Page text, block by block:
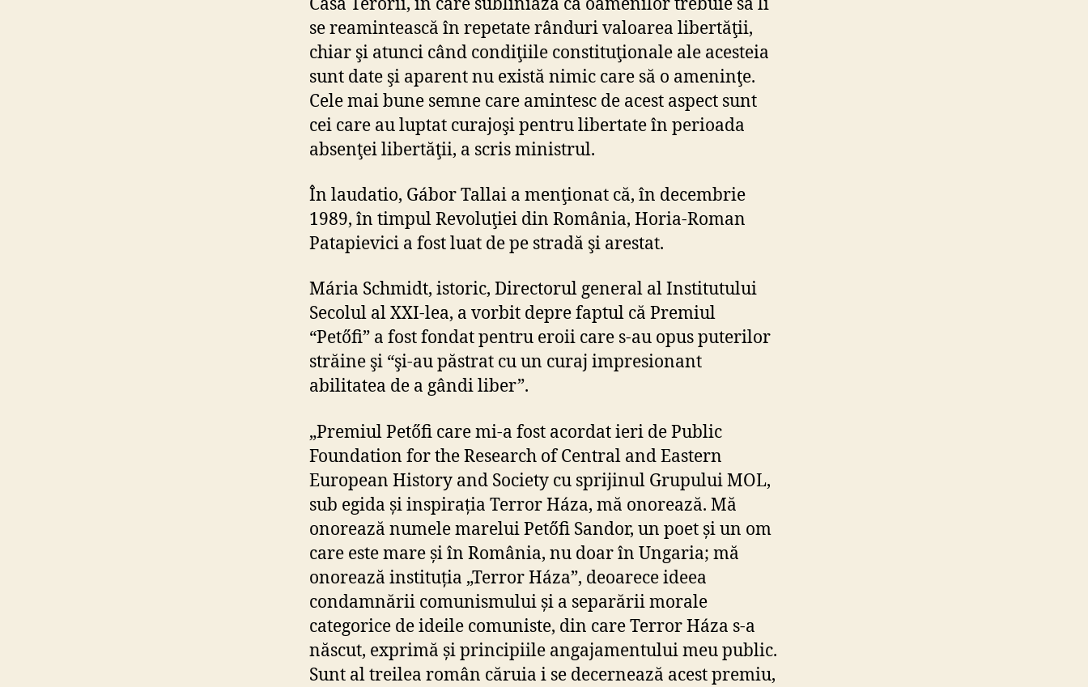
se reamintească în repetate rânduri valoarea libertăţii,
chiar şi atunci când condiţiile constituţionale ale acesteia
sunt date şi aparent nu există nimic care să o ameninţe.
Cele mai bune semne care amintesc de acest aspect sunt
cei care au luptat curajoşi pentru libertate în perioada
absenţei libertăţii, a scris ministrul.
În laudatio, Gábor Tallai a menţionat că, în decembrie
1989, în timpul Revoluţiei din România, Horia-Roman
Patapievici a fost luat de pe stradă şi arestat.
Mária Schmidt, istoric, Directorul general al Institutului
Secolul al XXI-lea, a vorbit depre faptul că Premiul
“Petőfi” a fost fondat pentru eroii care s-au opus puterilor
străine şi “şi-au păstrat cu un curaj impresionant
abilitatea de a gândi liber”.
„Premiul Petőfi care mi-a fost acordat ieri de Public
Foundation for the Research of Central and Eastern
European History and Society cu sprijinul Grupului MOL,
sub egida și inspirația Terror Háza, mă onorează. Mă
onorează numele marelui Petőfi Sandor, un poet și un om
care este mare și în România, nu doar în Ungaria; mă
onorează instituția „Terror Háza”, deoarece ideea
condamnării comunismului și a separării morale
categorice de ideile comuniste, din care Terror Háza s-a
născut, exprimă și principiile angajamentului meu public.
Sunt al treilea român căruia i se decernează acest premiu,